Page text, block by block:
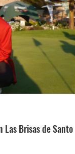
Las Brisas de Santo